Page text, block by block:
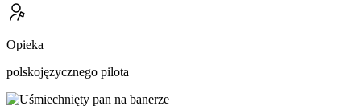
Opieka
polskojęzycznego pilota